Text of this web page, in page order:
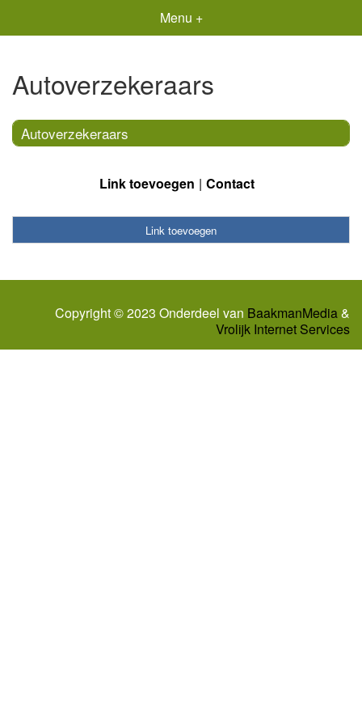
Menu +
Autoverzekeraars
Autoverzekeraars
Link toevoegen Contact
Link toevoegen
Copyright © 2023 Onderdeel van BaakmanMedia&
Vrolijk Internet Services